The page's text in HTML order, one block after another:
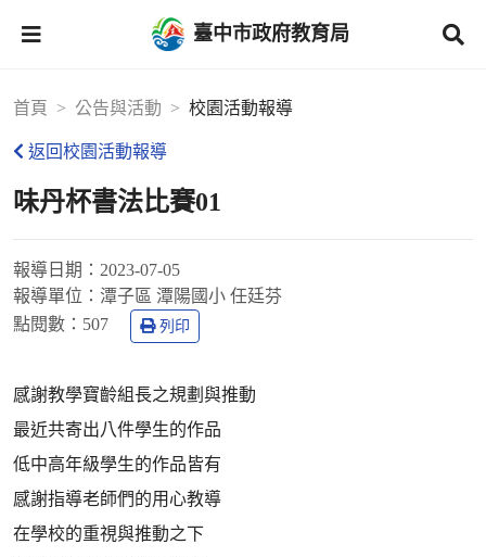
臺中市政府教育局
首頁 公告與活動 校園活動報導
返回校園活動報導
味丹杯書法比賽01
報導日期： 2023-07-05
報導單位： 潭子區 潭陽國小 任廷芬
點閱數： 507 列印
感謝教學寶齡組長之規劃與推動
最近共寄出八件學生的作品
低中高年級學生的作品皆有
感謝指導老師們的用心教導
在學校的重視與推動之下